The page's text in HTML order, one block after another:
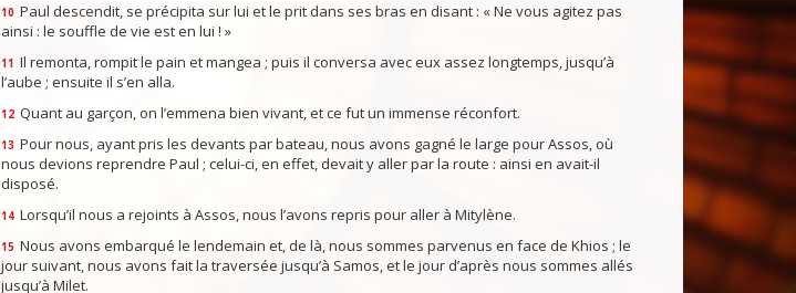
10 Paul descendit, se précipita sur lui et le prit dans ses bras en disant : « Ne vous agitez pas
ainsi : le souffle de vie est en lui ! »
11
Il remonta, rompit le pain et mangea ; puis il conversa avec eux assez longtemps, jusqu’à
l’aube ; ensuite il s’en alla.
12 Quant au garçon, on l’emmena bien vivant, et ce fut un immense réconfort.
13 Pour nous, ayant pris les devants par bateau, nous avons gagné le large pour Assos, où
nous devions reprendre Paul ; celui-ci, en effet, devait y aller par la route : ainsi en avait-il
disposé.
14 Lorsqu’il nous a rejoints à Assos, nous l’avons repris pour aller à Mitylène.
15 Nous avons embarqué le lendemain et, de là, nous sommes parvenus en face de Khios ; le
jour suivant, nous avons fait la traversée jusqu’à Samos, et le jour d’après nous sommes allés
jusqu’à Milet.